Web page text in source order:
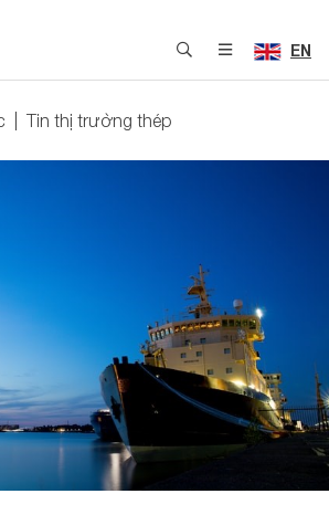
EN
Tin thị trường thép